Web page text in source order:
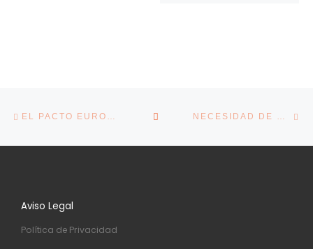
VOLVER A LA LISTA DE
Aviso Legal
Política de Privacidad